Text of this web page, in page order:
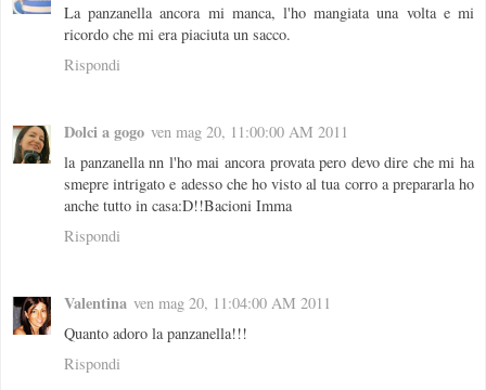
La panzanella ancora mi manca, l'ho mangiata una volta e mi
ricordo che mi era piaciuta un sacco.
Rispondi
Dolci a gogo ven mag 20, 11:00:00 AM 2011
la panzanella nn l'ho mai ancora provata pero devo dire che mi ha
smepre intrigato e adesso che ho visto al tua corro a prepararla ho
anche tutto in casa:D!!Bacioni Imma
Rispondi
Valentina ven mag 20, 11:04:00 AM 2011
Quanto adoro la panzanella!!!
Rispondi